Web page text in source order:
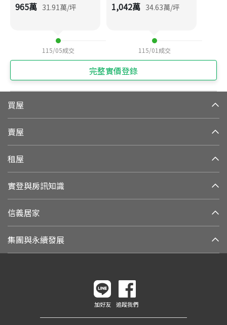
965萬 31.91萬/坪
115/05成交
1,042萬 34.63萬/坪
115/01 成交
完整實價登錄
買屋
賣屋
租屋
實登與房訊知識
信義居家
集團與永續發展
加好友 追蹤我們